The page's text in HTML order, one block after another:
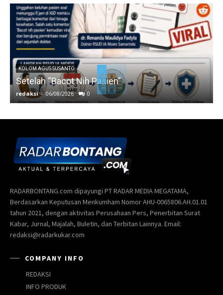
KOLOM AGUS SUSANTO
Setelah “Bacot Nih Pasien”
redaksi - 06/08/2026 0
RADARBONTANG.com dipayungi PT RADAR MEDIA MEGATAMA,
Berdasarkan Keputusan Menkumham Nomor AHU-0065806.AH.01.01
tahun 2021, dengan aktivitas Perusahaan Pers, Penerbitan Surat
Kabar, Jurnal, Majalah, Buletin, dan Terbitan Lainnya. Email:
redaksi@radarkukar.com
COMPANY INFO
REDAKSI
INFO PRODUK